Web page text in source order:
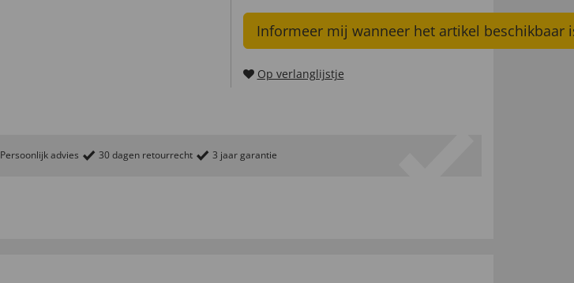
Informeer mij wanneer het artikel beschikbaar
Op verlanglijstje
Persoonlijk advies 30 dagen retourrecht 3 jaar garantie